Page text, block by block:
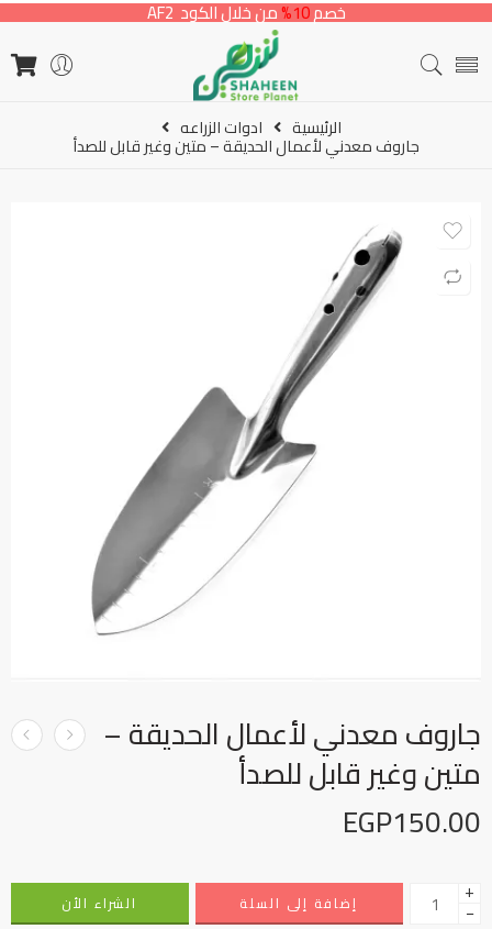
خصم10% من خلال الكود AF2
الرئيسية ادوات الزراعه
جاروف معدني لأعمال الحديقة – متين وغير قابل للصدأ
جاروف معدني لأعمال الحديقة –
متين وغير قابل للصدأ
EGP150.00
+
− إضافة إلى السلة الشراء الأن